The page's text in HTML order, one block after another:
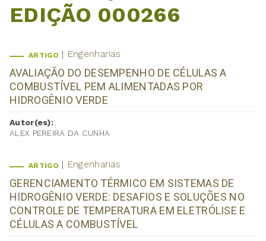
EDIÇÃO 000266
ARTIGO Engenharias
AVALIAÇÃO DO DESEMPENHO DE CÉLULAS A
COMBUSTÍVEL PEM ALIMENTADAS POR
HIDROGÊNIO VERDE
Autor(es):
ALEX PEREIRA DA CUNHA
ARTIGO Engenharias
GERENCIAMENTO TÉRMICO EM SISTEMAS DE
HIDROGÊNIO VERDE: DESAFIOS E SOLUÇÕES NO
CONTROLE DE TEMPERATURA EM ELETRÓLISE E
CÉLULAS A COMBUSTÍVEL